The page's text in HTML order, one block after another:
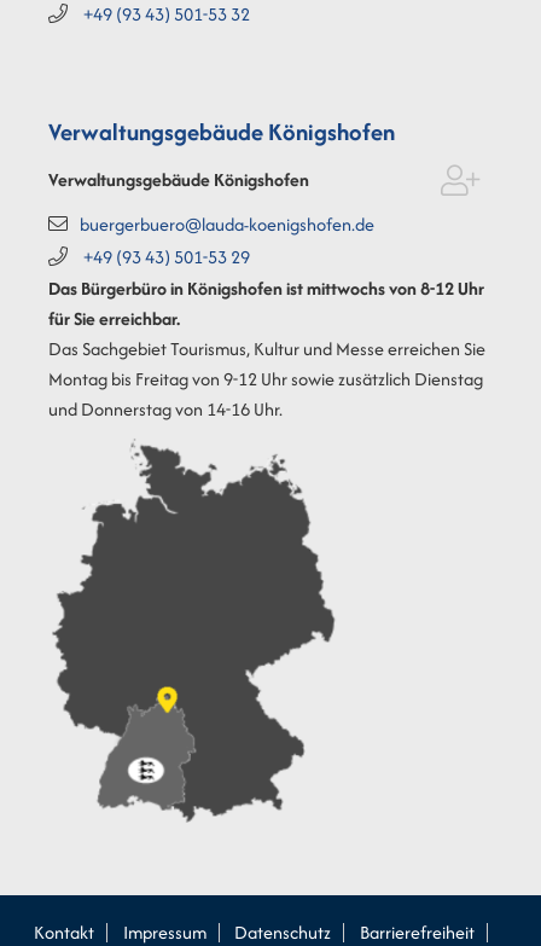
+49 (9343) 501-5332
Verwaltungsgebäude Königshofen
Verwaltungsgebäude Königshofen
buergerbuero@lauda-koenigshofen.de
+49 (9343) 501-5329
Das Bürgerbüro in Königshofen ist mittwochs von 8-12 Uhr
für Sie erreichbar.
Das Sachgebiet Tourismus, Kultur und Messe erreichen Sie
Montag bis Freitag von 9-12 Uhr sowie zusätzlich Dienstag
und Donnerstag von 14-16 Uhr.
Kontakt Impressum Datenschutz Barrierefreiheit